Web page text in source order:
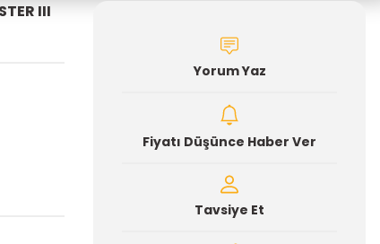
III
Yorum Yaz
Fiyatı Düşünce Haber Ver
Tavsiye Et